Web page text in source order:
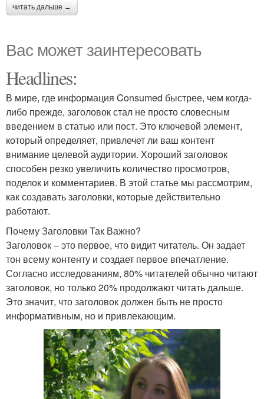
читать дальше →
Вас может заинтересовать
Headlines:
В мире, где информация Consumed быстрее, чем когда-
либо прежде, заголовок стал не просто словесным
введением в статью или пост. Это ключевой элемент,
который определяет, привлечет ли ваш контент
внимание целевой аудитории. Хороший заголовок
способен резко увеличить количество просмотров,
поделок и комментариев. В этой статье мы рассмотрим,
как создавать заголовки, которые действительно
работают.
Почему Заголовки Так Важно?
Заголовок – это первое, что видит читатель. Он задает
тон всему контенту и создает первое впечатление.
Согласно исследованиям, 80% читателей обычно читают
заголовок, но только 20% продолжают читать дальше.
Это значит, что заголовок должен быть не просто
информативным, но и привлекающим.